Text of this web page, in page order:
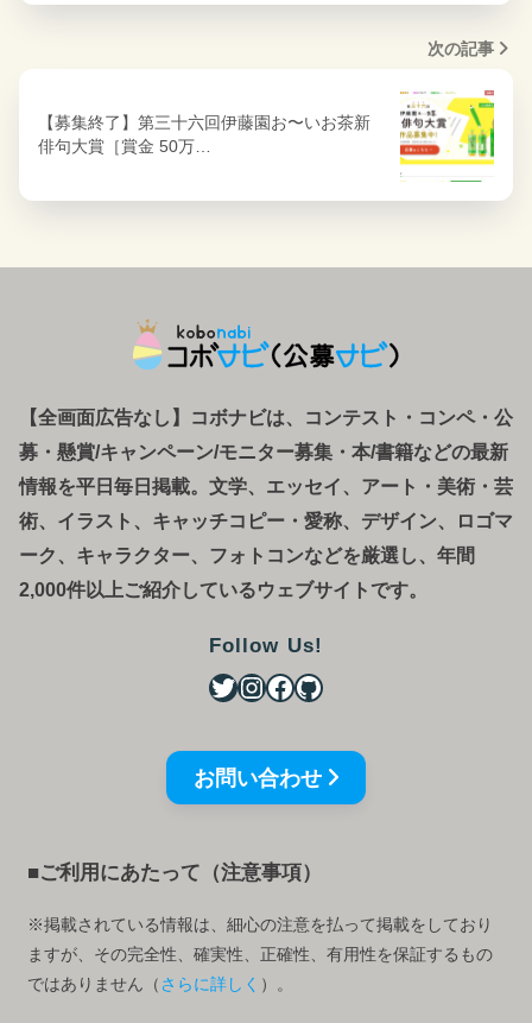
次の記事
【募集終了】第三十六回伊藤園お〜いお茶新
俳句大賞［賞金 50万…
【全画面広告なし】コボナビは、コンテスト・コンペ・ 公
募 ・ 懸賞/キャンペーン/モニター募集・本/書籍などの最新
情報を平日毎日掲載。文学、エッセイ、アート・美術・芸
術、イラスト、キャッチコピー・愛称、デザイン、ロゴマ
ーク、キャラクター、フォトコンなどを厳選し、年間
2,000件以上ご紹介しているウェブサイトです。
Follow Us!
お問い合わせ
■ご利用にあたって（注意事項）
※掲載されている情報は、細心の注意を払って掲載をしており
ますが、その完全性、確実性、正確性、有用性を保証するもの
ではありません（ さらに詳しく ）。